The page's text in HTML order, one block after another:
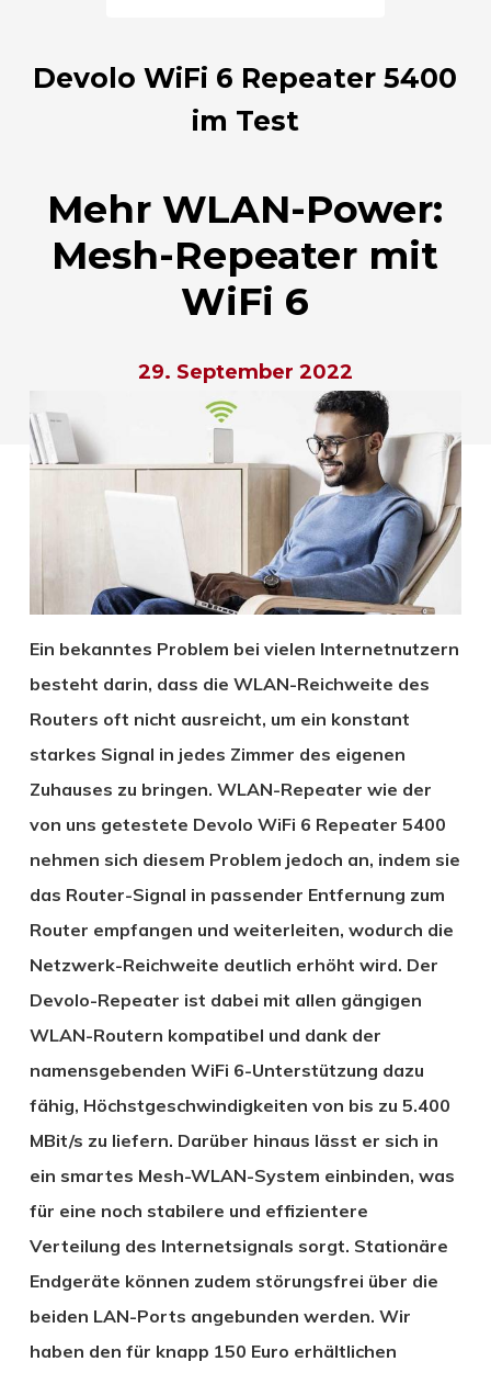
Devolo WiFi 6 Repeater 5400
im Test
Mehr WLAN-Power:
Mesh-Repeater mit
WiFi 6
29. September 2022
Ein bekanntes Problem bei vielen Internetnutzern
besteht darin, dass die WLAN-Reichweite des
Routers oft nicht ausreicht, um ein konstant
starkes Signal in jedes Zimmer des eigenen
Zuhauses zu bringen. WLAN-Repeater wie der
von uns getestete Devolo WiFi 6 Repeater 5400
nehmen sich diesem Problem jedoch an, indem sie
das Router-Signal in passender Entfernung zum
Router empfangen und weiterleiten, wodurch die
Netzwerk-Reichweite deutlich erhöht wird. Der
Devolo-Repeater ist dabei mit allen gängigen
WLAN-Routern kompatibel und dank der
namensgebenden WiFi 6-Unterstützung dazu
fähig, Höchstgeschwindigkeiten von bis zu 5.400
MBit/s zu liefern. Darüber hinaus lässt er sich in
ein smartes Mesh-WLAN-System einbinden, was
für eine noch stabilere und effizientere
Verteilung des Internetsignals sorgt. Stationäre
Endgeräte können zudem störungsfrei über die
beiden LAN-Ports angebunden werden. Wir
haben den für knapp 150 Euro erhältlichen